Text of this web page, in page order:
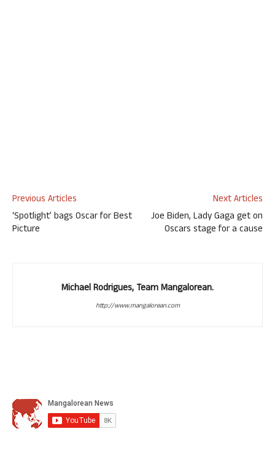
Previous Articles
‘Spotlight’ bags Oscar for Best
Picture
Next Articles
Joe Biden, Lady Gaga get on
Oscars stage for a cause
Michael Rodrigues, Team Mangalorean.
http://www.mangalorean.com